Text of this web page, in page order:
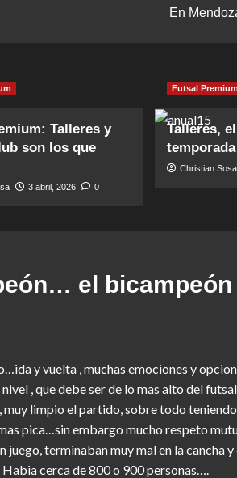
En
Talleres y
son los que
3 abril, 2026 0
Futsal Premium
Talleres,
temporada
Christian Sosa
el
y vuelta , muchas emociones y
, que debe ser de lo mas alto del futsal
muy limpio el partido, sobre todo
pica…sin embargo mucho respeto
terminaban muy mal en la cancha y
cerca de 800 o 900 personas….